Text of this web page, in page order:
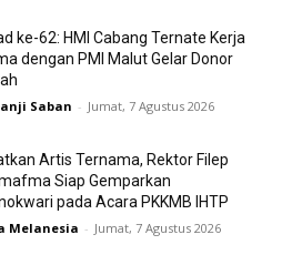
ke-62: HMI Cabang Ternate Kerja
dengan PMI Malut Gelar Donor
Saban - Jumat, 7 Agustus 2026
Artis Ternama, Rektor Filep
Siap Gemparkan
pada Acara PKKMB IHTP
Melanesia - Jumat, 7 Agustus 2026